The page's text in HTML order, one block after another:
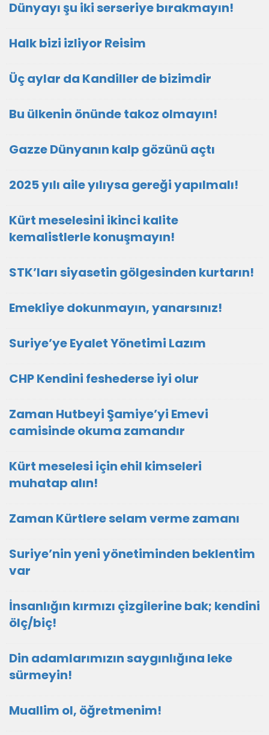
Dünyayı şu iki serseriye bırakmayın!
Halk bizi izliyor Reisim
Üç aylar da Kandiller de bizimdir
Bu ülkenin önünde takoz olmayın!
Gazze Dünyanın kalp gözünü açtı
2025 yılı aile yılıysa gereği yapılmalı!
Kürt meselesini ikinci kalite
kemalistlerle konuşmayın!
STK’ları siyasetin gölgesinden kurtarın!
Emekliye dokunmayın, yanarsınız!
Suriye’ye Eyalet Yönetimi Lazım
CHP Kendini feshederse iyi olur
Zaman Hutbeyi Şamiye’yi Emevi
camisinde okuma zamandır
Kürt meselesi için ehil kimseleri
muhatap alın!
Zaman Kürtlere selam verme zamanı
Suriye’nin yeni yönetiminden beklentim
var
İnsanlığın kırmızı çizgilerine bak; kendini
ölç/biç!
Din adamlarımızın saygınlığına leke
sürmeyin!
Muallim ol, öğretmenim!